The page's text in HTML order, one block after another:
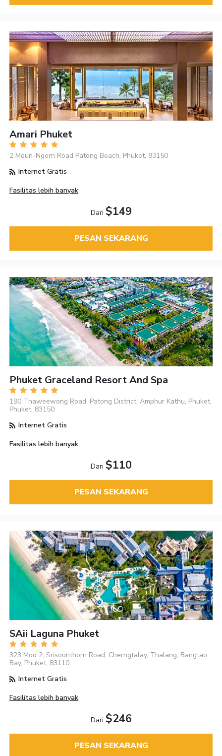
Amari Phuket
2 Meun-Ngern Road Patong Beach, Phuket, 83150
Internet Gratis
Fasilitas lebih banyak
Dari $149
PESAN SEKARANG
Phuket Graceland Resort And Spa
190 Thaweewong Road, Patong District, Amphur Kathu, Phuket,
Phuket, 83150
Internet Gratis
Fasilitas lebih banyak
Dari $110
PESAN SEKARANG
SAii Laguna Phuket
323 Moo 2, Srisoonthorn Road, Cherngtalay, Thalang, Bangtao
Bay, Phuket, 83110
Internet Gratis
Fasilitas lebih banyak
Dari $246
PESAN SEKARANG